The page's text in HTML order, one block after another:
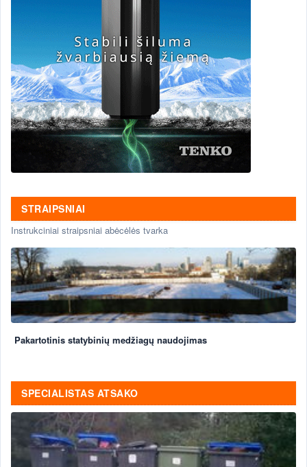
STRAIPSNIAI
Instrukciniai straipsniai abėcėlės tvarka
Pakartotinis statybinių medžiagų naudojimas
SPECIALISTAS ATSAKO